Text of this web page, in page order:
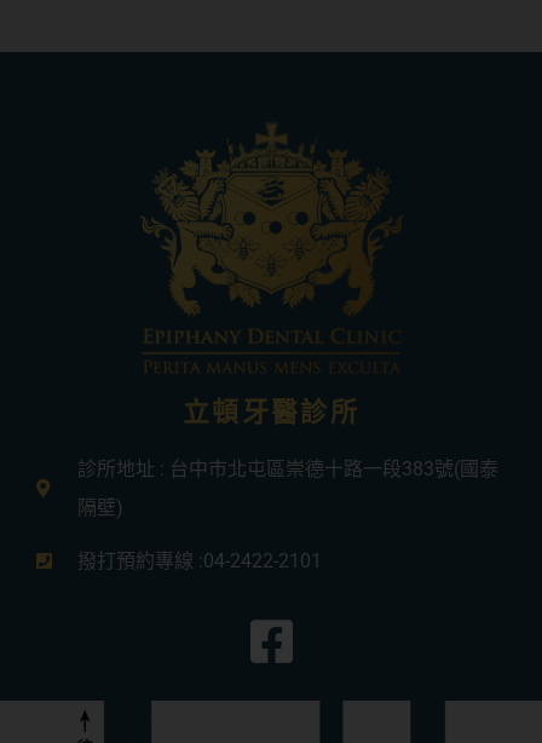
立頓牙醫診所
診所地址 : 台中市北屯區崇德十路一段383號(國泰
隔壁)
撥打預約專線 :04-2422-2101